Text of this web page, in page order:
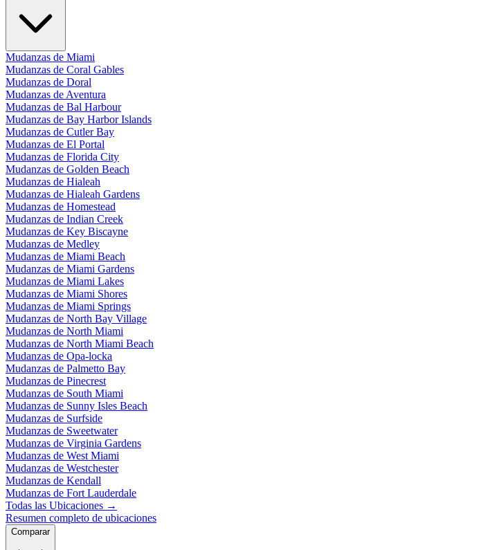
Mudanzas de Miami
Mudanzas de Coral Gables
Mudanzas de Doral
Mudanzas de Aventura
Mudanzas de Bal Harbour
Mudanzas de Bay Harbor Islands
Mudanzas de Cutler Bay
Mudanzas de El Portal
Mudanzas de Florida City
Mudanzas de Golden Beach
Mudanzas de Hialeah
Mudanzas de Hialeah Gardens
Mudanzas de Homestead
Mudanzas de Indian Creek
Mudanzas de Key Biscayne
Mudanzas de Medley
Mudanzas de Miami Beach
Mudanzas de Miami Gardens
Mudanzas de Miami Lakes
Mudanzas de Miami Shores
Mudanzas de Miami Springs
Mudanzas de North Bay Village
Mudanzas de North Miami
Mudanzas de North Miami Beach
Mudanzas de Opa-locka
Mudanzas de Palmetto Bay
Mudanzas de Pinecrest
Mudanzas de South Miami
Mudanzas de Sunny Isles Beach
Mudanzas de Surfside
Mudanzas de Sweetwater
Mudanzas de Virginia Gardens
Mudanzas de West Miami
Mudanzas de Westchester
Mudanzas de Kendall
Mudanzas de Fort Lauderdale
Todas las Ubicaciones →
Resumen completo de ubicaciones
Comparar